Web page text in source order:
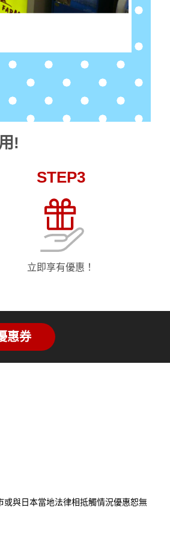
!
STEP3
立即享有優惠！
惠券
與日本當地法律相抵觸情況優惠恕無